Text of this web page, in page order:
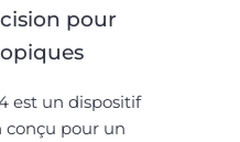
pour
est un dispositif
conçu pour un